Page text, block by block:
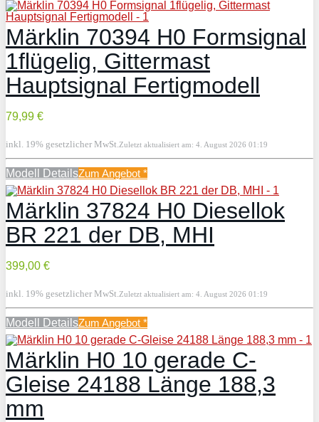
Märklin 70394 H0 Formsignal
1flügelig, Gittermast
Hauptsignal Fertigmodell
79,99 €
inkl. 19% gesetzlicher MwSt. Zuletzt aktualisiert am: 4. August 2026 01:19
Modell DetailsZum Angebot *
Märklin 37824 H0 Diesellok
BR 221 der DB, MHI
399,00 €
inkl. 19% gesetzlicher MwSt. Zuletzt aktualisiert am: 4. August 2026 01:19
Modell DetailsZum Angebot *
Märklin H0 10 gerade C-
Gleise 24188 Länge 188,3
mm